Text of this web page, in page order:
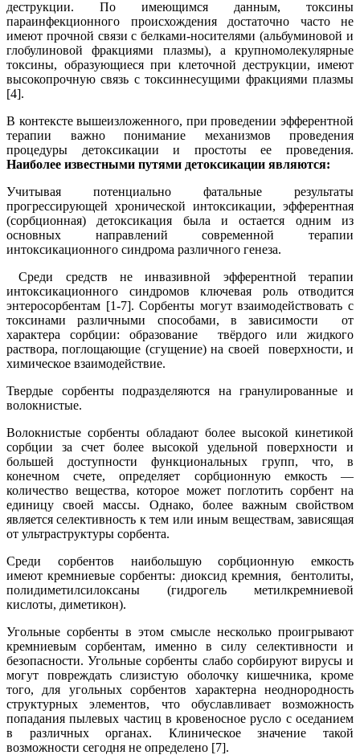
деструкции. По имеющимся данным, токсины
параинфекционного происхождения достаточно часто не
имеют прочной связи с белками-носителями (альбуминовой и
глобулиновой фракциями плазмы), а крупномолекулярные
токсины, образующиеся при клеточной деструкции, имеют
высокопрочную связь с токсиннесущими фракциями плазмы
[4].
В контексте вышеизложенного, при проведении эфферентной
терапии важно понимание механизмов проведения
процедуры детоксикации и простоты ее проведения.
Наиболее известными путями детоксикации являются:
Учитывая потенциально фатальные результаты
прогрессирующей хронической интоксикации, эфферентная
(сорбционная) детоксикация была и остается одним из
основных направлений современной терапии
интоксикационного синдрома различного генеза.
Среди средств не инвазивной эфферентной терапии
интоксикационного синдромов ключевая роль отводится
энтеросорбентам [1-7]. Сорбенты могут взаимодействовать с
токсинами различными способами, в зависимости от
характера сорбции: образование твёрдого или жидкого
раствора, поглощающие (сгущение) на своей поверхности, и
химическое взаимодействие.
Твердые сорбенты подразделяются на гранулированные и
волокнистые.
Волокнистые сорбенты обладают более высокой кинетикой
сорбции за счет более высокой удельной поверхности и
большей доступности функциональных групп, что, в
конечном счете, определяет сорбционную емкость —
количество вещества, которое может поглотить сорбент на
единицу своей массы. Однако, более важным свойством
является селективность к тем или иным веществам, зависящая
от ультраструктуры сорбента.
Среди сорбентов наибольшую сорбционную емкость
имеют кремниевые сорбенты: диоксид кремния, бентолиты,
полидиметилсилоксаны (гидрогель метилкремниевой
кислоты, диметикон).
Угольные сорбенты в этом смысле несколько проигрывают
кремниевым сорбентам, именно в силу селективности и
безопасности. Угольные сорбенты слабо сорбируют вирусы и
могут повреждать слизистую оболочку кишечника, кроме
того, для угольных сорбентов характерна неоднородность
структурных элементов, что обуславливает возможность
попадания пылевых частиц в кровеносное русло с оседанием
в различных органах. Клиническое значение такой
возможности сегодня не определено [7].